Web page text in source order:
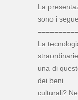
La
sono i
La
una di
dei beni
culturali?